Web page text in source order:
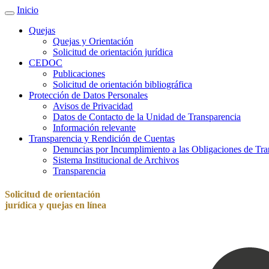
Inicio
Quejas
Quejas y Orientación
Solicitud de orientación jurídica
CEDOC
Publicaciones
Solicitud de orientación bibliográfica
Protección de Datos Personales
Avisos de Privacidad
Datos de Contacto de la Unidad de Transparencia
Información relevante
Transparencia y Rendición de Cuentas
Denuncias por Incumplimiento a las Obligaciones de
Sistema Institucional de Archivos
Transparencia
Solicitud de orientación
jurídica y quejas en línea